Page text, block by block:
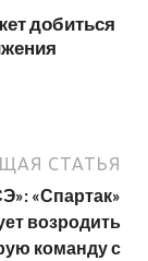
добиться
СТАТЬЯ
«Спартак»
возродить
команду с